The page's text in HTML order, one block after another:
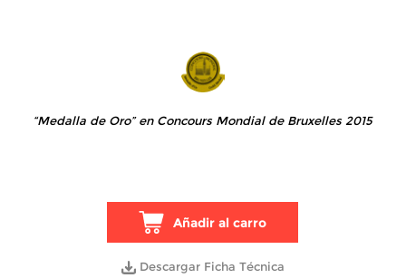
“Medalla de Oro” en Concours Mondial de Bruxelles 2015
Añadir al carro
Descargar Ficha Técnica